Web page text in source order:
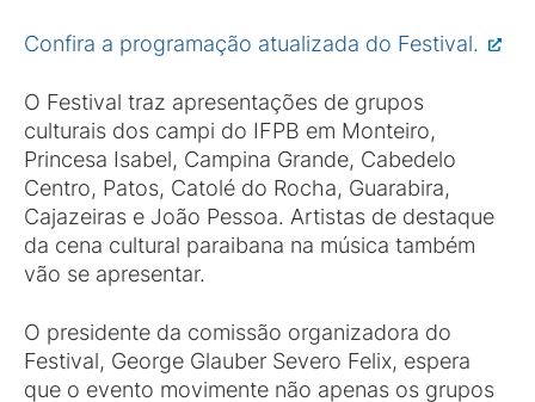
Confira a programação atualizada do Festival.
O Festival traz apresentações de grupos
culturais dos campi do IFPB em Monteiro,
Princesa Isabel, Campina Grande, Cabedelo
Centro, Patos, Catolé do Rocha, Guarabira,
Cajazeiras e João Pessoa. Artistas de destaque
da cena cultural paraibana na música também
vão se apresentar.
O presidente da comissão organizadora do
Festival, George Glauber Severo Felix, espera
que o evento movimente não apenas os grupos